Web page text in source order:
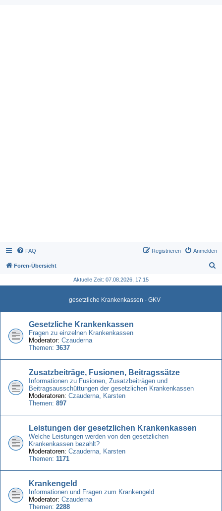
FAQ Anmelden
Registrieren
Foren-Übersicht
e
Aktuelle Zeit: 07.08.2026, 17:15
gesetzliche Krankenkassen - GKV
Gesetzliche Krankenkassen
Fragen zu einzelnen Krankenkassen
Moderator: Czauderna
Themen: 3637
Zusatzbeiträge, Fusionen, Beitragssätze
Informationen zu Fusionen, Zusatzbeiträgen und
Beitragsausschüttungen der gesetzlichen Krankenkassen
Moderatoren: Czauderna, Karsten
Themen: 897
Leistungen der gesetzlichen Krankenkassen
Welche Leistungen werden von den gesetzlichen
Krankenkassen bezahlt?
Moderatoren: Czauderna, Karsten
Themen: 1171
Krankengeld
Informationen und Fragen zum Krankengeld
Moderator: Czauderna
Themen: 2288